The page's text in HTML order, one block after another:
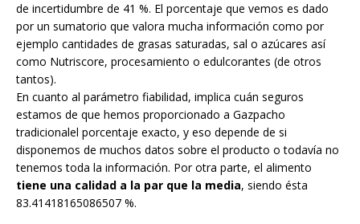
de incertidumbre de 41 %. El porcentaje que vemos es dado
por un sumatorio que valora mucha información como por
ejemplo cantidades de grasas saturadas, sal o azúcares así
como Nutriscore, procesamiento o edulcorantes (de otros
tantos).
En cuanto al parámetro fiabilidad, implica cuán seguros
estamos de que hemos proporcionado a Gazpacho
tradicionalel porcentaje exacto, y eso depende de si
disponemos de muchos datos sobre el producto o todavía no
tenemos toda la información. Por otra parte, el alimento
tiene una calidad a la par que la media, siendo ésta
83.41418165086507 %.